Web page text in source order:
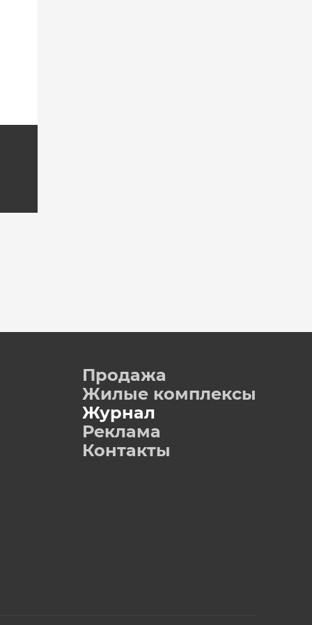
Продажа
Жилые комплексы
Журнал
Реклама
Контакты